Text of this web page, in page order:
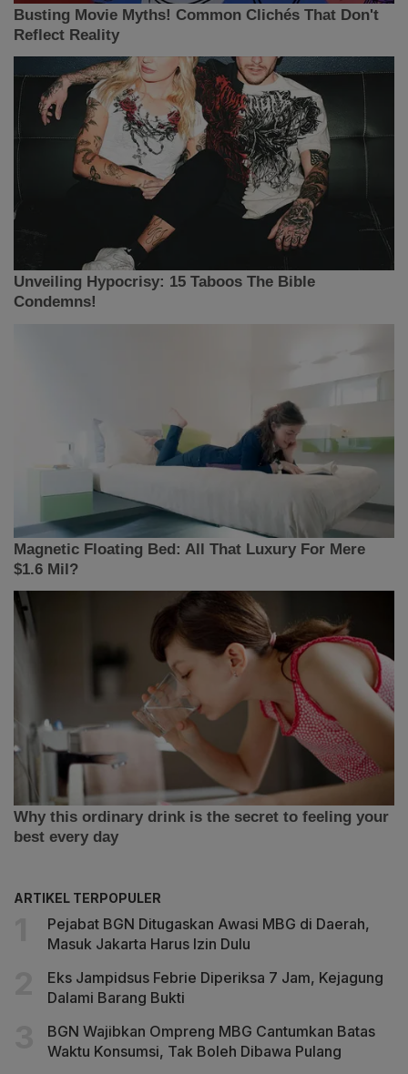
ARTIKEL TERPOPULER
Pejabat BGN Ditugaskan Awasi MBG di Daerah,
Masuk Jakarta Harus Izin Dulu
Eks Jampidsus Febrie Diperiksa 7 Jam, Kejagung
Dalami Barang Bukti
BGN Wajibkan Ompreng MBG Cantumkan Batas
Waktu Konsumsi, Tak Boleh Dibawa Pulang